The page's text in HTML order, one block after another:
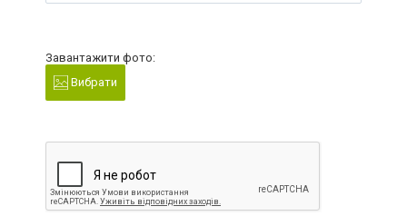
Завантажити фото:
Вибрати